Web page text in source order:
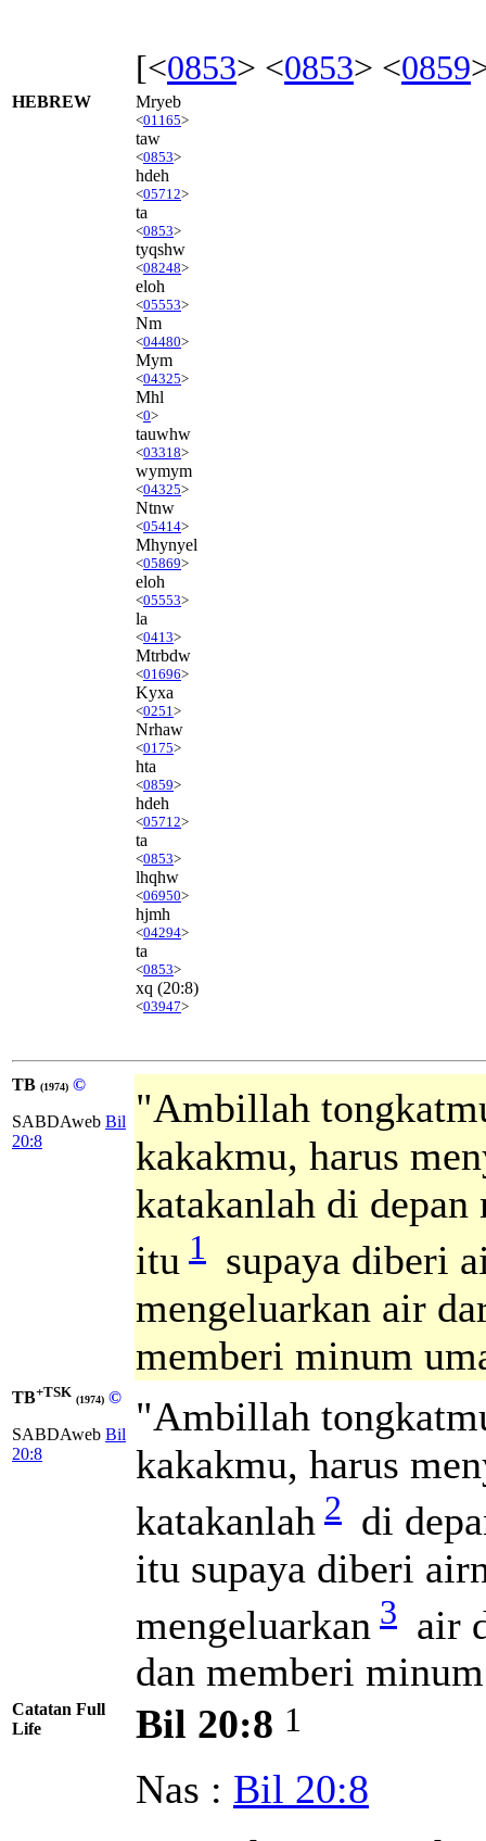
[<0853> <0853> <0859
HEBREW Mryeb
<01165>
taw
<0853>
hdeh
<05712>
ta
<0853>
tyqshw
<08248>
eloh
<05553>
Nm
<04480>
Mym
<04325>
Mhl
<0>
tauwhw
<03318>
wymym
<04325>
Ntnw
<05414>
Mhynyel
<05869>
eloh
<05553>
la
<0413>
Mtrbdw
<01696>
Kyxa
<0251 >
Nrhaw
<0175>
hta
<0859>
hdeh
<05712>
ta
<0853>
lhqhw
<06950>
hjmh
<04294>
ta
<0853>
xq (20:8)
<03947>
TB (1974) ©
SABDAweb Bil
20:8
"Ambillah
kakakmu, harus
katakanlah di depan
itu 1
supaya diberi
mengeluarkan air
memberi minum
TB+TSK (1974) ©
SABDAweb Bil
20:8
"Ambillah
kakakmu, harus
katakanlah 2 di
itu supaya diberi
mengeluarkan 3 air
dan memberi
Catatan Full
Life
Bil 20:8 1
Nas : Bil 20:8